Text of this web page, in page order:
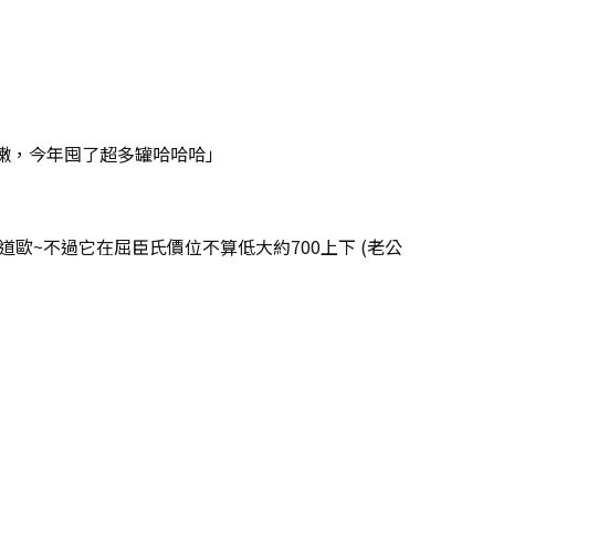
今年囤了超多罐哈哈哈」
歐~不過它在屈臣氏價位不算低大約700上下 (老公